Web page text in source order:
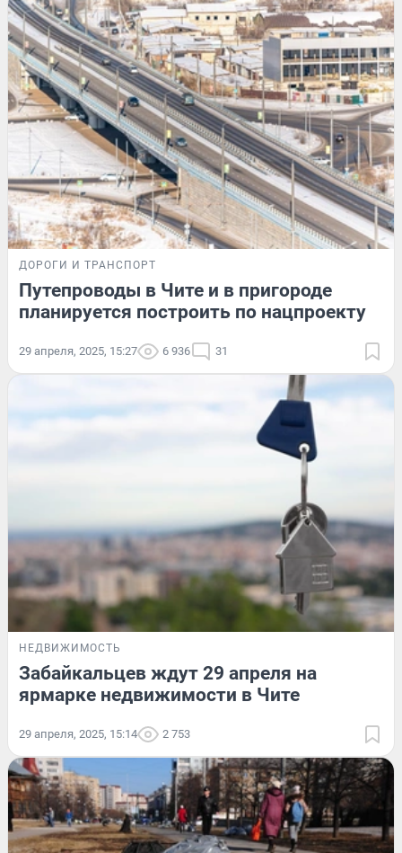
ДОРОГИ И ТРАНСПОРТ
Путепроводы в Чите и в пригороде
планируется построить по нацпроекту
29 апреля, 2025, 15:27 6 936 31
НЕДВИЖИМОСТЬ
Забайкальцев ждут 29 апреля на
ярмарке недвижимости в Чите
29 апреля, 2025, 15:14 2 753